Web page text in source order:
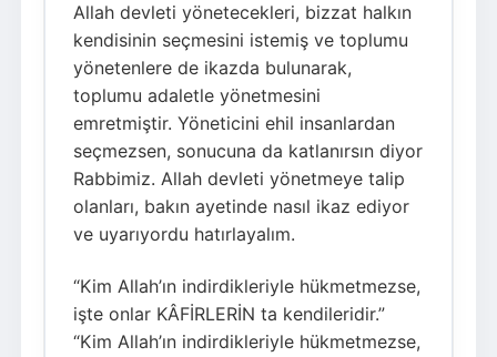
Allah devleti yönetecekleri, bizzat halkın
kendisinin seçmesini istemiş ve toplumu
yönetenlere de ikazda bulunarak,
toplumu adaletle yönetmesini
emretmiştir. Yöneticini ehil insanlardan
seçmezsen, sonucuna da katlanırsın diyor
Rabbimiz. Allah devleti yönetmeye talip
olanları, bakın ayetinde nasıl ikaz ediyor
ve uyarıyordu hatırlayalım.
“Kim Allah’ın indirdikleriyle hükmetmezse,
işte onlar KÂFİRLERİN ta kendileridir.”
“Kim Allah’ın indirdikleriyle hükmetmezse,